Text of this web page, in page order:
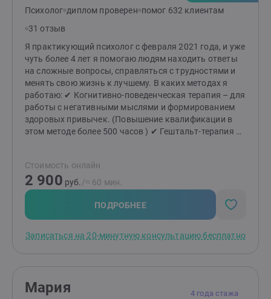
жизни. У меня есть один недостаток - мне не
интересно работать только ради денег. И не буду
меняется, когда мы меняемся сами.Приглашаю тех,
кто хочет и готов сделать свою жизнь лучше.
Психолог диплом проверен помог 632 клиентам
31 отзыв
Я практикующий психолог с февраля 2021 года, и уже
чуть более 4 лет я помогаю людям находить ответы
на сложные вопросы, справляться с трудностями и
менять свою жизнь к лучшему. В каких методах я
работаю: ✔ Когнитивно-поведенческая терапия – для
работы с негативными мыслями и формированием
здоровых привычек. (Повышение квалификации в
этом методе более 500 часов ) ✔ Гештальт-терапия –
терапия – для разрешения конфликтов и укрепления
семейных связей. ✔ Коучинг – для постановки и
достижения целей, раскрытия вашего потенциала.
Как мы начнём работу? Мы начнём с
ознакомительной беседы. Это время для вас – чтобы
как я могу быть полезен. Если вы ощутите доверие и
опираясь на ваши особенности и потребности. —
Стоимость онлайн
2 900 руб. /≈ 60 мин.
ПОДРОБНЕЕ
Записаться на 20-минутную консультацию бесплатно
4 года стажа
Мария